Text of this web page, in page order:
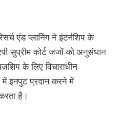
एंड प्लानिंग ने इंटर्नशिप के
सुप्रीम कोर्ट जजों को अनुसंधान
के लिए विचाराधीन
में इनपुट प्रदान करने में
है।